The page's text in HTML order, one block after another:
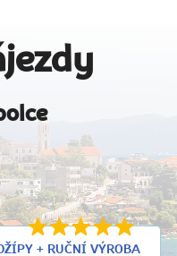
+ RUČNÍ VÝROBA